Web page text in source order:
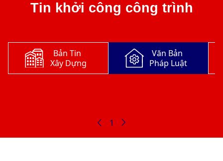
Tin khởi công công trình
Bản Tin
Xây Dựng
Văn Bản
Pháp Luật
1